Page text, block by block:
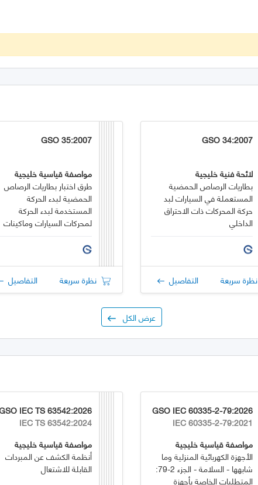
GSO 34:2007
لائحة فنية خليجية
بطاريات الرصاص الحمضية
المستعملة في السيارات لبد
حركة المحركات ذات الاحتراق
الداخلي
سريعة التفاصيل
GSO 35:2007
مواصفة قياسية خليجية
طرق اختبار بطاريات الرصاص
الحمضية لبدء الحركة
المستخدمة لبدء الحركة
لمحركات السيارات وماكينات
نظرة سريعة التفاصيل
عرض الكل
GSO IEC 60335-2-79:2026
IEC 60335-2-79:2021
مواصفة قياسية خليجية
الأجهزة الكهربائية المنزلية وما
شابهها - السلامة - الجزء 2-79:
المتطلبات الخاصة بأجهزة
IEC TS 63542:2026
IEC TS 63542:2024
مواصفة قياسية خليجية
أنظمة الكشف عن المبردات
القابلة للاشتعال